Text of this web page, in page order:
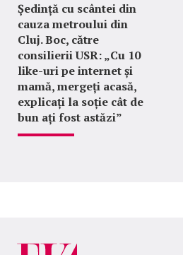
Ședință cu scântei din
cauza metroului din
Cluj. Boc, către
consilierii USR: „Cu 10
like-uri pe internet și
mamă, mergeți acasă,
explicați la soție cât de
bun ați fost astăzi”